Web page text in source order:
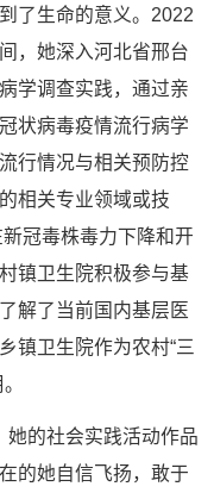
了生命的意义。2022
，她深入河北省邢台
学调查实践，通过亲
状病毒疫情流行病学
行情况与相关预防控
相关专业领域或技
冠毒株毒力下降和开
镇卫生院积极参与基
解了当前国内基层医
镇卫生院作为农村“三
的社会实践活动作品
的她自信飞扬，敢于